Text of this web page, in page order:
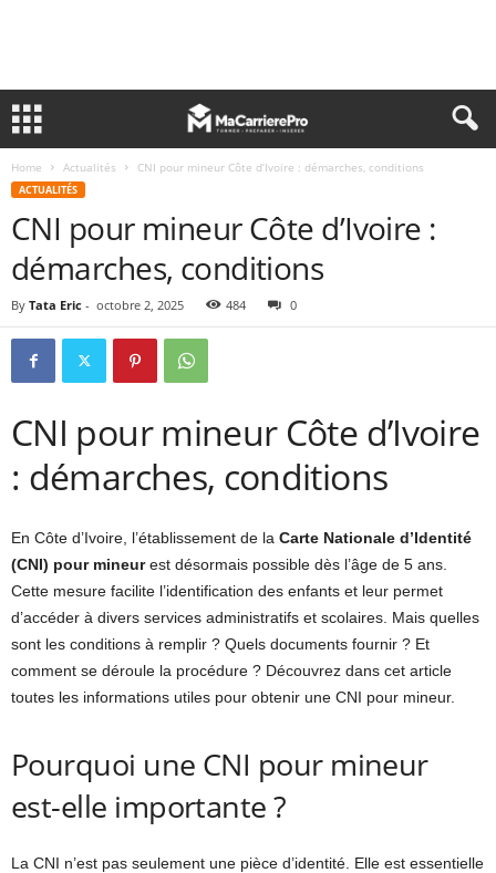
Home Actualités CNI pour mineur Côte d’Ivoire : démarches, conditions
ACTUALITÉS
CNI pour mineur Côte d’Ivoire :
démarches, conditions
By Tata Eric - octobre 2, 2025 484 0
CNI pour mineur Côte d’Ivoire
: démarches, conditions
En Côte d’Ivoire, l’établissement de la Carte Nationale d’Identité
(CNI) pour mineurest désormais possible dès l’âge de 5 ans.
Cette mesure facilite l’identification des enfants et leur permet
d’accéder à divers services administratifs et scolaires. Mais quelles
sont les conditions à remplir ? Quels documents fournir ? Et
comment se déroule la procédure ? Découvrez dans cet article
toutes les informations utiles pour obtenir une CNI pour mineur.
Pourquoi une CNI pour mineur
est-elle importante ?
La CNI n’est pas seulement une pièce d’identité. Elle est essentielle